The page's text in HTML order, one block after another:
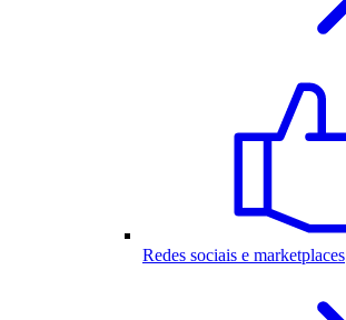
Redes sociais e marketplaces